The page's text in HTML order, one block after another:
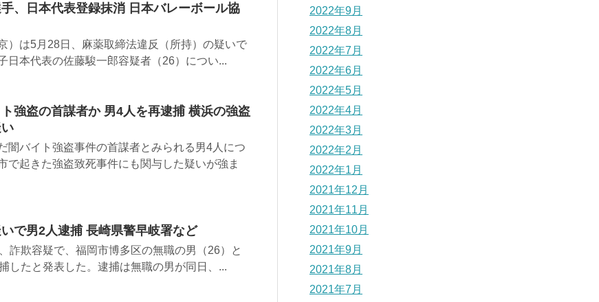
、日本代表登録抹消 日本バレーボール協
）は5月28日、麻薬取締法違反（所持）の疑いで
日本代表の佐藤駿一郎容疑者（26）につい...
強盗の首謀者か 男4人を再逮捕 横浜の強盗
闇バイト強盗事件の首謀者とみられる男4人につ
で起きた強盗致死事件にも関与した疑いが強ま
で男2人逮捕 長崎県警早岐署など
詐欺容疑で、福岡市博多区の無職の男（26）と
したと発表した。逮捕は無職の男が同日、...
2022年9月
2022年8月
2022年7月
2022年6月
2022年5月
2022年4月
2022年3月
2022年2月
2022年1月
2021年12月
2021年11月
2021年10月
2021年9月
2021年8月
2021年7月